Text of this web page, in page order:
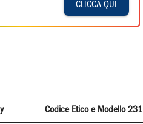
CLICCA QUI
Codice Etico e Modello 231